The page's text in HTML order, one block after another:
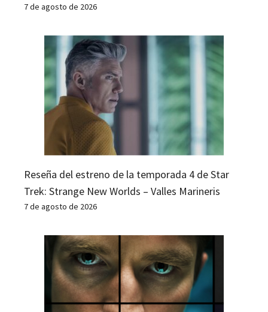
7 de agosto de 2026
Reseña del estreno de la temporada 4 de Star
Trek: Strange New Worlds – Valles Marineris
7 de agosto de 2026